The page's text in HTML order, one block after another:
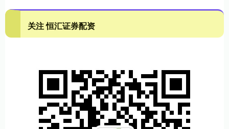
关注 恒汇证券配资